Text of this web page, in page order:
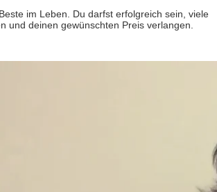
im Leben. Du darfst erfolgreich sein, viele
und deinen gewünschten Preis verlangen.